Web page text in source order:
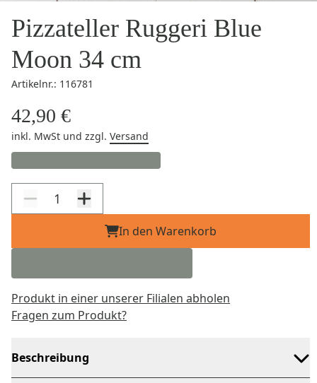
Pizzateller Ruggeri Blue
Moon 34 cm
Artikelnr.: 116781
42,90 €
inkl. MwSt und zzgl. Versand
In den Warenkorb
Produkt in einer unserer Filialen abholen
Fragen zum Produkt?
Beschreibung